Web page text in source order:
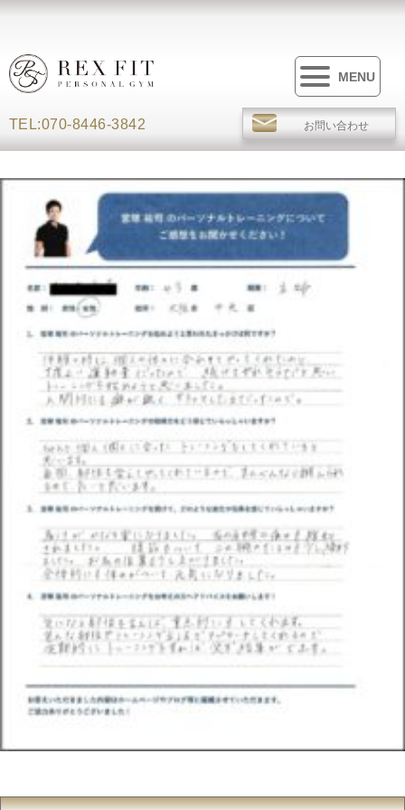
MENU
TEL:070-8446-3842 お問い合わせ